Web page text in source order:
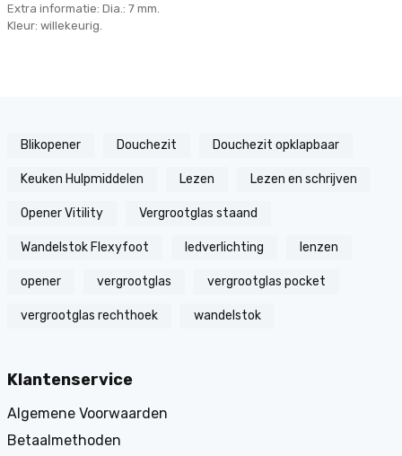
Extra informatie: Dia.: 7 mm.
Kleur: willekeurig.
Blikopener Douchezit Douchezit opklapbaar
Keuken Hulpmiddelen Lezen Lezen en schrijven
Opener Vitility Vergrootglas staand
Wandelstok Flexyfoot ledverlichting lenzen
opener vergrootglas vergrootglas pocket
vergrootglas rechthoek wandelstok
Klantenservice
Algemene Voorwaarden
Betaalmethoden